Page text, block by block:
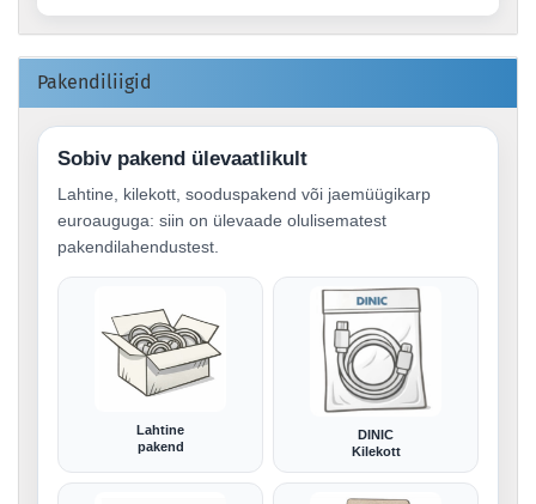
Pakendiliigid
Sobiv pakend ülevaatlikult
Lahtine, kilekott, sooduspakend või jaemüügikarp
euroauguga: siin on ülevaade olulisematest
pakendilahendustest.
Lahtine
pakend
DINIC
Kilekott